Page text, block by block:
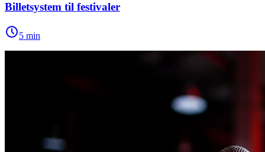
Billetsystem til festivaler
5 min